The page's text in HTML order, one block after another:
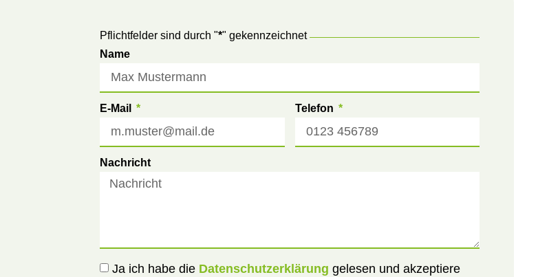
Pflichtfelder sind durch "*" gekennzeichnet
Name
E-Mail Telefon
Nachricht
Ja ich habe die Datenschutzerklärung gelesen und akzeptiere